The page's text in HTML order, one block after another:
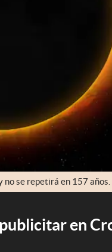
se repetirá en 157
en